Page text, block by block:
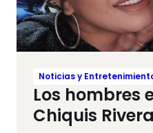
Noticias y
Los hombres
Chiquis Rivera